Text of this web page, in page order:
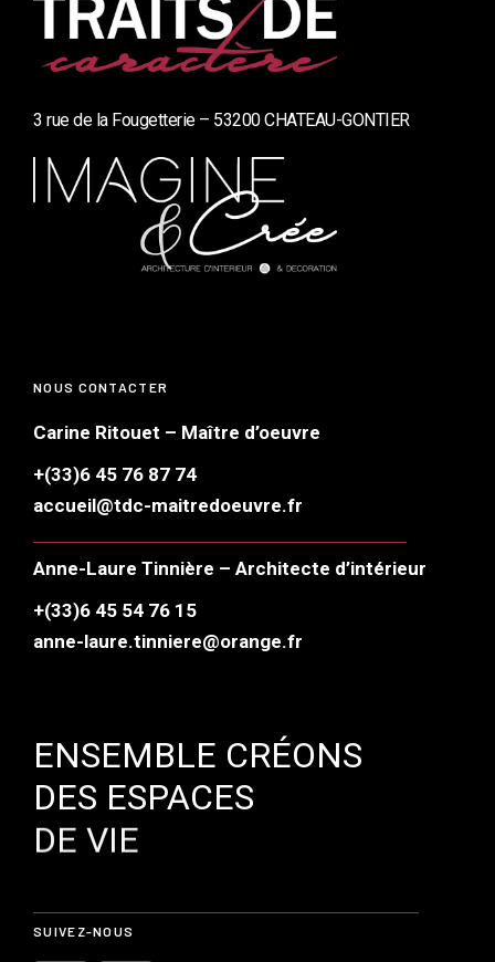
3 rue de la Fougetterie – 53200 CHATEAU-GONTIER
NOUS CONTACTER
Carine Ritouet – Maître d’oeuvre
+(33)6 45 76 87 74
accueil@tdc-maitredoeuvre.fr
Anne-Laure Tinnière – Architecte d’intérieur
+(33)6 45 54 76 15
anne-laure.tinniere@orange.fr
ENSEMBLE CRÉONS
DES ESPACES
DE VIE
SUIVEZ-NOUS